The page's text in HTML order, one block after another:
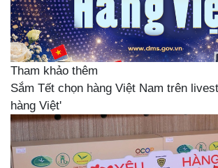
Tham khảo thêm
Sắm Tết chọn hàng Việt Nam trên
hàng Việt'